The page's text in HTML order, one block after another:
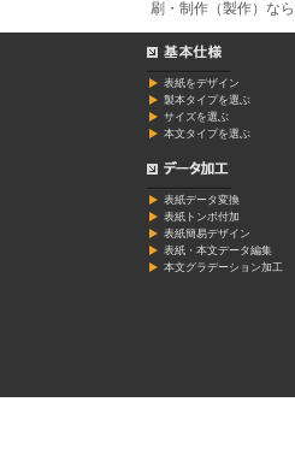
刷・制作（製作）な
表紙をデザイン
製本タイプを選ぶ
サイズを選ぶ
本文タイプを選ぶ
表紙データ変換
表紙トンボ付加
表紙簡易デザイン
表紙・本文データ編集
本文グラデーション加工